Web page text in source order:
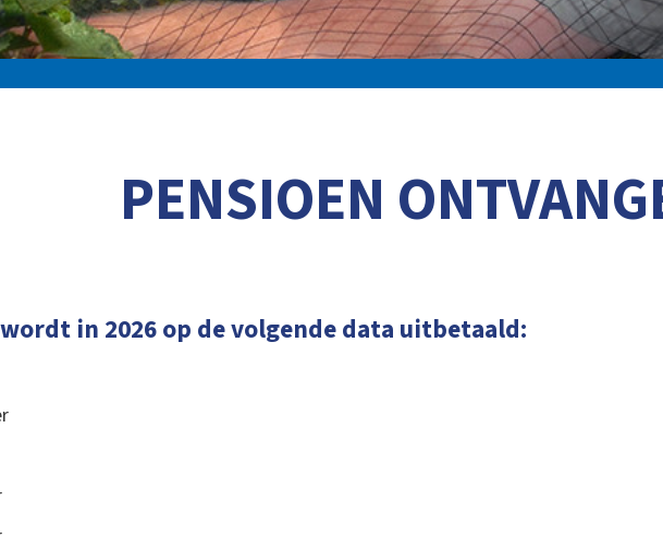
PENSIOEN
in 2026 op de volgende data uitbetaald: